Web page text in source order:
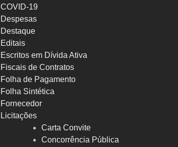
COVID-19
Despesas
Destaque
Editais
Escritos em Dívida Ativa
Fiscais de Contratos
Folha de Pagamento
Folha Sintética
Fornecedor
Licitações
Carta Convite
Concorrência Pública